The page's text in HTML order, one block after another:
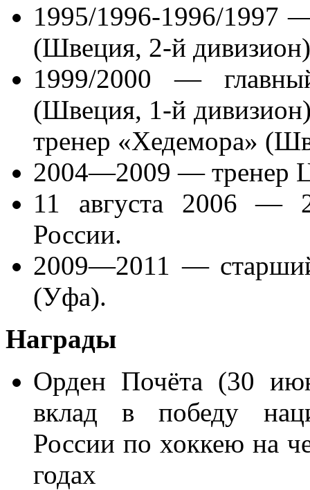
1995/1996-1996/1997
(Швеция, 2-й
1999/2000 —
(Швеция, 1-й
тренер «Хедемора»
2004—2009 — тренер
11 августа 2006 —
России.
2009—2011 —
(Уфа).
Награды
Орден Почёта (30
вклад в победу
России по хоккею на
годах